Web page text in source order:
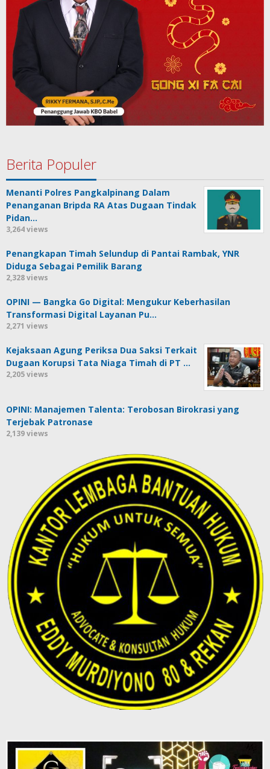
Berita Populer
Menanti Polres Pangkalpinang Dalam
Penanganan Bripda RA Atas Dugaan Tindak
Pidan…
3,264 views
Penangkapan Timah Selundup di Pantai Rambak, YNR
Diduga Sebagai Pemilik Barang
2,328 views
OPINI — Bangka Go Digital: Mengukur Keberhasilan
Transformasi Digital Layanan Pu…
2,271 views
Kejaksaan Agung Periksa Dua Saksi Terkait
Dugaan Korupsi Tata Niaga Timah di PT …
2,205 views
OPINI: Manajemen Talenta: Terobosan Birokrasi yang
Terjebak Patronase
2,139 views